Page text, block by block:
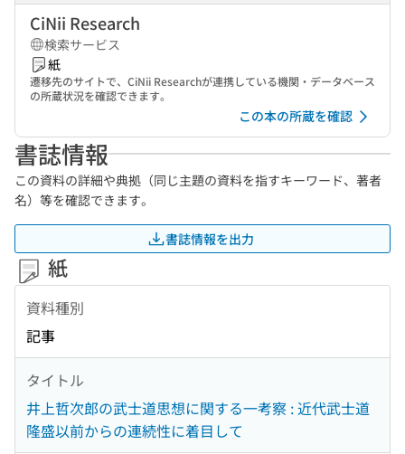
CiNii Research
検索サービス
紙
遷移先のサイトで、CiNii Researchが連携している機関・データベース
の所蔵状況を確認できます。
この本の所蔵を確認
書誌情報
この資料の詳細や典拠（同じ主題の資料を指すキーワード、著者
名）等を確認できます。
書誌情報を出力
紙
資料種別
記事
タイトル
井上哲次郎の武士道思想に関する一考察 : 近代武士道
隆盛以前からの連続性に着目して